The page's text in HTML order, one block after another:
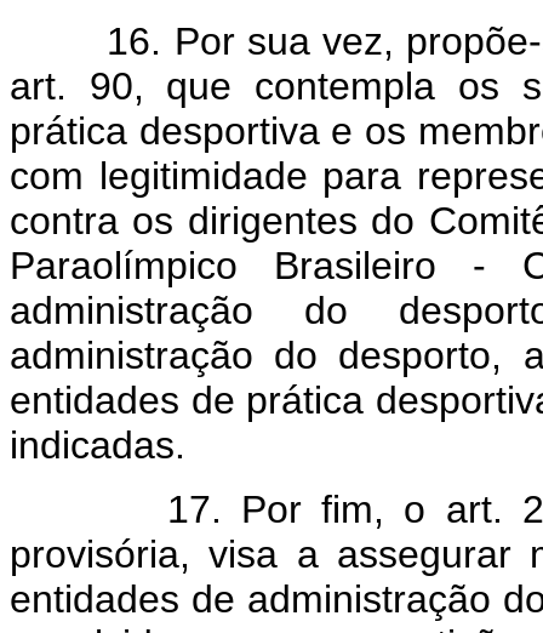
16. Por sua vez, propõe-
art. 90, que contempla os
prática desportiva e os
com legitimidade para
contra os dirigentes do
Paraolímpico Brasileiro -
administração do
administração do desporto,
entidades de prática
indicadas.
17. Por fim, o art. 2
provisória, visa a assegurar
entidades de administração